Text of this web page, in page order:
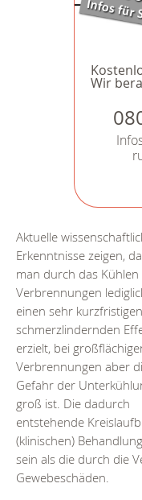
Wir
Aktuelle
Erkenntnisse zeigen,
man durch das Kühlen
Verbrennungen
einen sehr kurzfristigen
schmerzlindernden
erzielt, bei
Verbrennungen aber
Gefahr der
groß ist. Die dadurch
entstehende
(klinischen)
sein als die durch die
Gewebeschäden.